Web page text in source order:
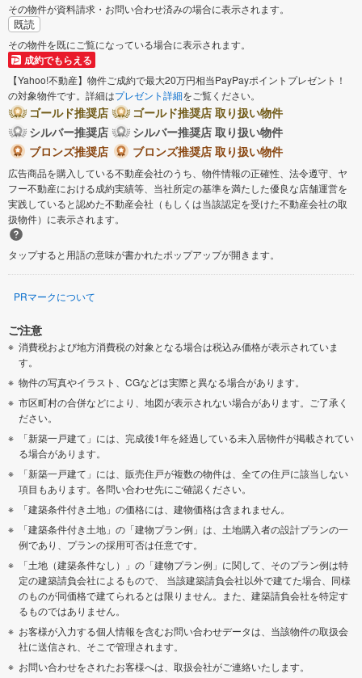
四街道市
八街市
白井市 富里市
南房総市 匝瑳市
香取市 山武市
いすみ市
印旛郡酒々井町 印旛郡栄町
香取郡東庄町
山武郡芝山町
長生郡一宮町 長生郡睦沢町
長生郡長生村 長生郡白子町
長生郡長柄町 夷隅郡大多喜町
夷隅郡御宿町 安房郡鋸南町
その物件が資料請求・お問い合わせ済みの場合に表示されます。
既読
その物件を既にご覧になっている場合に表示されます。
成約でもらえる
【Yahoo!不動産】物件ご成約で最大20万円相当PayPayポイントプレゼント！
の対象物件です。詳細はプレゼント詳細をご覧ください。
ゴールド推奨店
ゴールド推奨店 取り扱い物件
シルバー推奨店
シルバー推奨店 取り扱い物件
ブロンズ推奨店
ブロンズ推奨店 取り扱い物件
広告商品を購入している不動産会社のうち、物件情報の正確性、法令遵守、ヤ
フー不動産における成約実績等、当社所定の基準を満たした優良な店舗運営を
実践していると認めた不動産会社（もしくは当該認定を受けた不動産会社の取
扱物件）に表示されます。
タップすると用語の意味が書かれたポップアップが開きます。
PRマークについて
ご注意
消費税および地方消費税の対象となる場合は税込み価格が表示されていま
す。
物件の写真やイラスト、CGなどは実際と異なる場合があります。
市区町村の合併などにより、地図が表示されない場合があります。ご了承く
ださい。
「新築一戸建て」には、完成後1年を経過している未入居物件が掲載されてい
る場合があります。
「新築一戸建て」には、販売住戸が複数の物件は、全ての住戸に該当しない
項目もあります。各問い合わせ先にご確認ください。
「建築条件付き土地」の価格には、建物価格は含まれません。
「建築条件付き土地」の「建物プラン例」は、土地購入者の設計プランの一
例であり、プランの採用可否は任意です。
「土地（建築条件なし）」の「建物プラン例」に関して、そのプラン例は特
定の建築請負会社によるもので、 当該建築請負会社以外で建てた場合、同様
のものが同価格で建てられるとは限りません。また、建築請負会社を特定す
るものではありません。
お客様が入力する個人情報を含むお問い合わせデータは、当該物件の取扱会
社に送信され、そこで管理されます。
お問い合わせをされたお客様へは、取扱会社がご連絡いたします。